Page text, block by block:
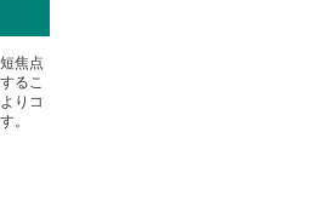
焦点
るこ
りコ
。